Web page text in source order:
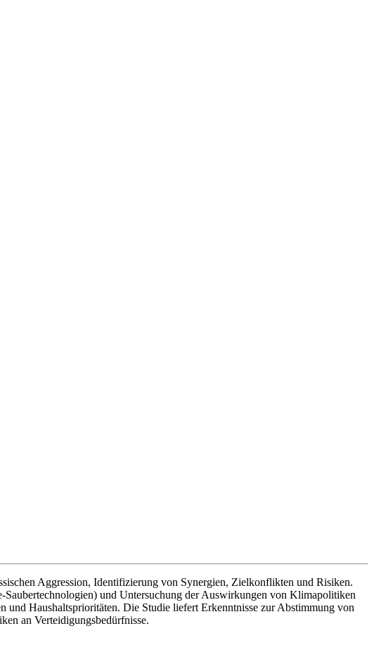
Aggression, Identifizierung von Synergien, Zielkonflikten und Risiken.
und Untersuchung der Auswirkungen von Klimapolitiken
Haushaltsprioritäten. Die Studie liefert Erkenntnisse zur Abstimmung von
an Verteidigungsbedürfnisse.